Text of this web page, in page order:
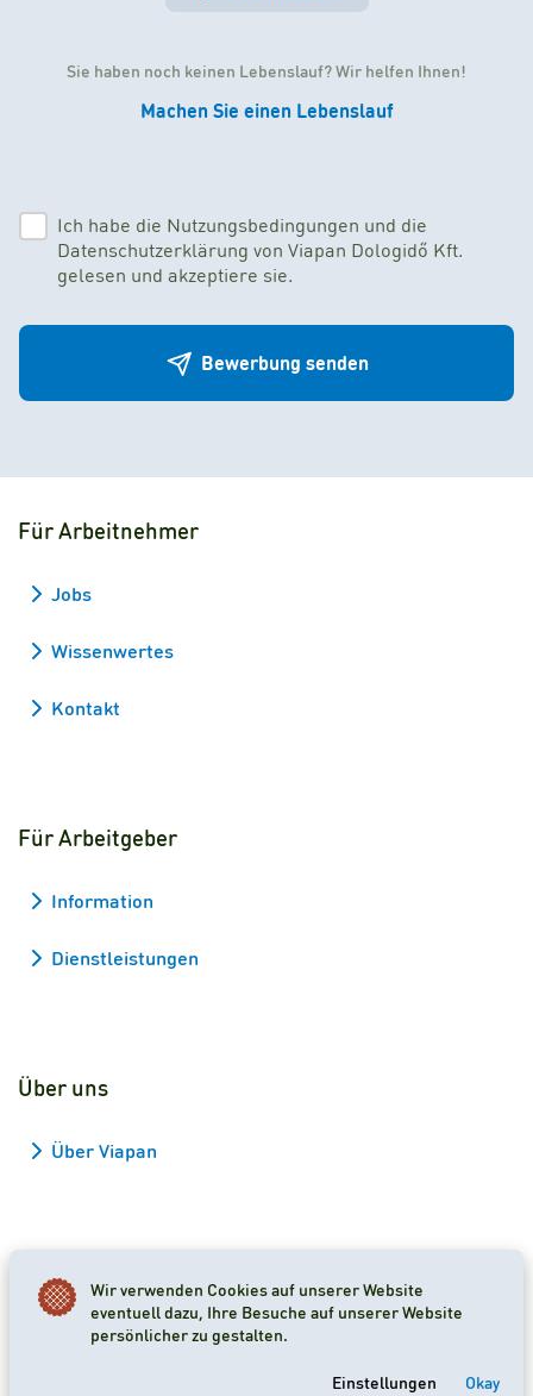
Sie haben noch keinen Lebenslauf? Wir helfen Ihnen!
Machen Sie einen Lebenslauf
Ich habe die Nutzungsbedingungen und die
Datenschutzerklärung von Viapan Dologidő Kft.
gelesen und akzeptiere sie.
Bewerbung senden
Für Arbeitnehmer
Jobs
Wissenwertes
Kontakt
Für Arbeitgeber
Information
Dienstleistungen
Über uns
Über Viapan
2026 Viapan Dologidő Kft. © Alle Rechte vorbehalten.
Wir verwenden Cookies auf unserer Website
eventuell dazu, Ihre Besuche auf unserer Website
persönlicher zu gestalten.
Einstellungen Okay